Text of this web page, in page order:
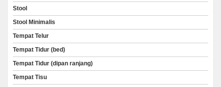
Stool
Stool Minimalis
Tempat Telur
Tempat Tidur (bed)
Tempat Tidur (dipan ranjang)
Tempat Tisu